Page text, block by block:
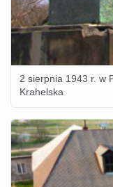
2 sierpnia 1943 r. w
Krahelska